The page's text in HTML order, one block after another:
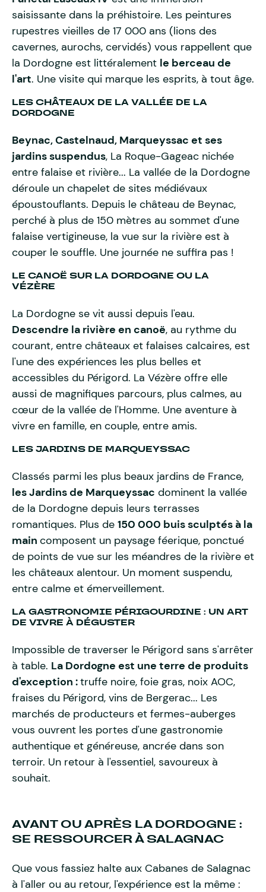
saisissante dans la préhistoire. Les peintures
rupestres vieilles de 17 000 ans (lions des
cavernes, aurochs, cervidés) vous rappellent que
la Dordogne est littéralement le berceau de
l'art. Une visite qui marque les esprits, à tout âge.
LES CHÂTEAUX DE LA VALLÉE DE LA
DORDOGNE
Beynac, Castelnaud, Marqueyssac et ses
jardins suspendus, La Roque-Gageac nichée
entre falaise et rivière... La vallée de la Dordogne
déroule un chapelet de sites médiévaux
époustouflants. Depuis le château de Beynac,
perché à plus de 150 mètres au sommet d'une
falaise vertigineuse, la vue sur la rivière est à
couper le souffle. Une journée ne suffira pas !
LE CANOË SUR LA DORDOGNE OU LA
VÉZÈRE
La Dordogne se vit aussi depuis l'eau.
Descendre la rivière en canoë, au rythme du
courant, entre châteaux et falaises calcaires, est
l'une des expériences les plus belles et
accessibles du Périgord. La Vézère offre elle
aussi de magnifiques parcours, plus calmes, au
cœur de la vallée de l'Homme. Une aventure à
vivre en famille, en couple, entre amis.
LES JARDINS DE MARQUEYSSAC
Classés parmi les plus beaux jardins de France,
les Jardins de Marqueyssac dominent la vallée
de la Dordogne depuis leurs terrasses
romantiques. Plus de 150 000 buis sculptés à la
main composent un paysage féerique, ponctué
de points de vue sur les méandres de la rivière et
les châteaux alentour. Un moment suspendu,
entre calme et émerveillement.
LA GASTRONOMIE PÉRIGOURDINE : UN ART
DE VIVRE À DÉGUSTER
Impossible de traverser le Périgord sans s'arrêter
à table. La Dordogne est une terre de produits
d'exception :truffe noire, foie gras, noix AOC,
fraises du Périgord, vins de Bergerac... Les
marchés de producteurs et fermes-auberges
vous ouvrent les portes d'une gastronomie
authentique et généreuse, ancrée dans son
terroir. Un retour à l'essentiel, savoureux à
souhait.
AVANT OU APRÈS LA DORDOGNE :
SE RESSOURCER À SALAGNAC
Que vous fassiez halte aux Cabanes de Salagnac
à l'aller ou au retour, l'expérience est la même :